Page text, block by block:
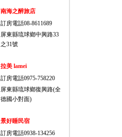
南海之醉旅店
訂房電話08-8611689
屏東縣琉球鄉中興路33
之31號
拉美 lamei
訂房電話0975-758220
屏東縣琉球鄉復興路(全
德國小對面)
景好睡民宿
訂房電話0938-134256